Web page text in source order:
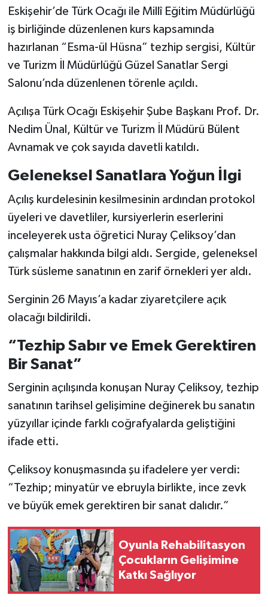
Eskişehir’de Türk Ocağı ile Millî Eğitim Müdürlüğü
iş birliğinde düzenlenen kurs kapsamında
hazırlanan “Esma-ül Hüsna” tezhip sergisi, Kültür
ve Turizm İl Müdürlüğü Güzel Sanatlar Sergi
Salonu’nda düzenlenen törenle açıldı.
Açılışa Türk Ocağı Eskişehir Şube Başkanı Prof. Dr.
Nedim Ünal, Kültür ve Turizm İl Müdürü Bülent
Avnamak ve çok sayıda davetli katıldı.
Geleneksel Sanatlara Yoğun İlgi
Açılış kurdelesinin kesilmesinin ardından protokol
üyeleri ve davetliler, kursiyerlerin eserlerini
inceleyerek usta öğretici Nuray Çeliksoy’dan
çalışmalar hakkında bilgi aldı. Sergide, geleneksel
Türk süsleme sanatının en zarif örnekleri yer aldı.
Serginin 26 Mayıs’a kadar ziyaretçilere açık
olacağı bildirildi.
“Tezhip Sabır ve Emek Gerektiren
Bir Sanat”
Serginin açılışında konuşan Nuray Çeliksoy, tezhip
sanatının tarihsel gelişimine değinerek bu sanatın
yüzyıllar içinde farklı coğrafyalarda geliştiğini
ifade etti.
Çeliksoy konuşmasında şu ifadelere yer verdi:
“Tezhip; minyatür ve ebruyla birlikte, ince zevk
ve büyük emek gerektiren bir sanat dalıdır.”
Oyunla Rehabilitasyon
Çocukların Gelişimine
Katkı Sağlıyor